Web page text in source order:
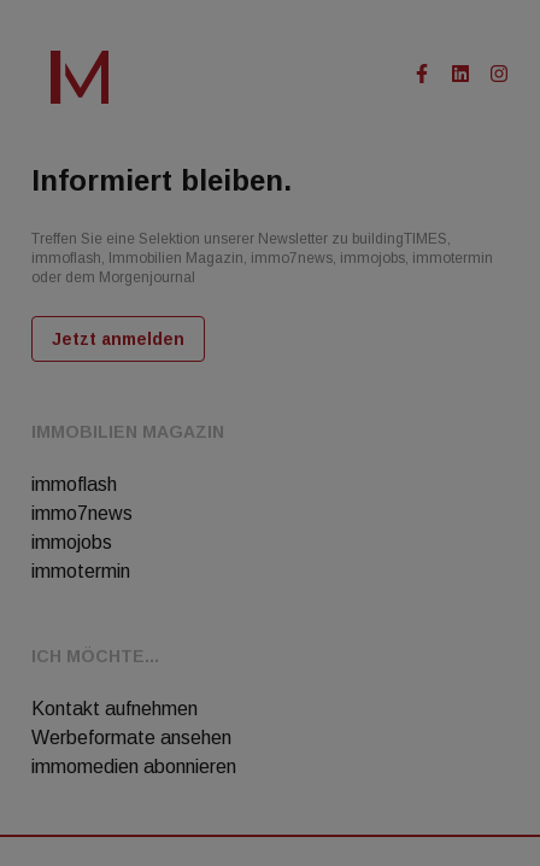
IMMOBILIEN MAGAZIN
immoflash
immo7news
immojobs
immotermin
ICH MÖCHTE...
Kontakt aufnehmen
Werbeformate ansehen
immomedien abonnieren
Informiert bleiben.
Treffen Sie eine Selektion unserer Newsletter zu buildingTIMES,
immoflash, Immobilien Magazin, immo7news, immojobs, immotermin
oder dem Morgenjournal
Jetzt anmelden